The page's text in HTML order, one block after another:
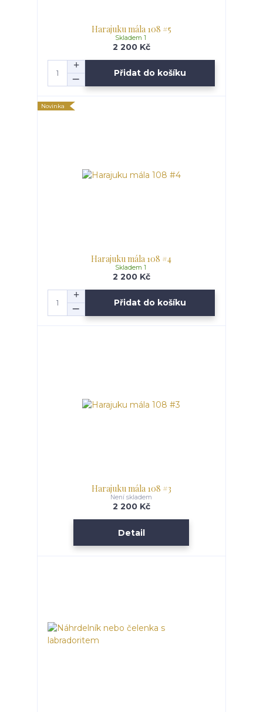
Harajuku mála 108 #5
2 200 Kč
Skladem 1
Přidat do košíku
Novinka
Harajuku mála 108 #4
2 200 Kč
Skladem 1
Přidat do košíku
Harajuku mála 108 #3
2 200 Kč
Není skladem
Detail